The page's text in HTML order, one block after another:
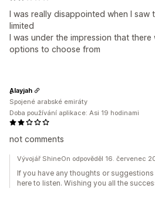
I was really disappointed when I saw
limited
I was under the impression that
options to choose from
not comments
ِِِAlayjah
Spojené arabské emiráty
Doba používání aplikace: Asi 19 hodinami
Vývojář ShineOn odpověděl 16. červenec
If you have any thoughts or
here to listen. Wishing you all the